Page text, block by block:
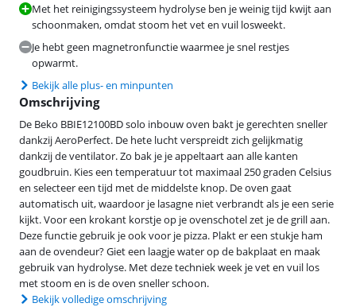
Met het reinigingssysteem hydrolyse ben je weinig tijd kwijt aan
schoonmaken, omdat stoom het vet en vuil losweekt.
Je hebt geen magnetronfunctie waarmee je snel restjes
opwarmt.
Bekijk alle plus- en minpunten
Omschrijving
De Beko BBIE12100BD solo inbouw oven bakt je gerechten sneller
dankzij AeroPerfect. De hete lucht verspreidt zich gelijkmatig
dankzij de ventilator. Zo bak je je appeltaart aan alle kanten
goudbruin. Kies een temperatuur tot maximaal 250 graden Celsius
en selecteer een tijd met de middelste knop. De oven gaat
automatisch uit, waardoor je lasagne niet verbrandt als je een serie
kijkt. Voor een krokant korstje op je ovenschotel zet je de grill aan.
Deze functie gebruik je ook voor je pizza. Plakt er een stukje ham
aan de ovendeur? Giet een laagje water op de bakplaat en maak
gebruik van hydrolyse. Met deze techniek week je vet en vuil los
met stoom en is de oven sneller schoon.
Bekijk volledige omschrijving